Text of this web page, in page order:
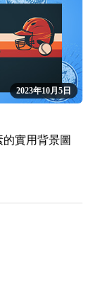
2023年10月5日
實用背景圖